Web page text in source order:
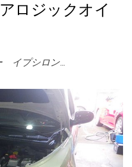
ロジックオイ
イプシロン…